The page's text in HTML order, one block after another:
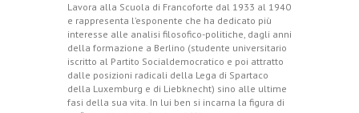
Lavora alla Scuola di Francoforte dal 1933 al 1940
e rappresenta l’esponente che ha dedicato più
interesse alle analisi filosofico-politiche, dagli anni
della formazione a Berlino (studente universitario
iscritto al Partito Socialdemocratico e poi attratto
dalle posizioni radicali della Lega di Spartaco
della Luxemburg e di Liebknecht) sino alle ultime
fasi della sua vita. In lui ben si incarna la figura di